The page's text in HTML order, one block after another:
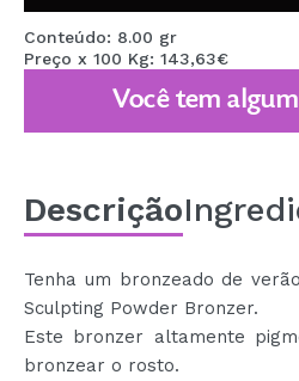
OUTLET
ELES VOLTARAM!
EM BREVE
Conteúdo: 8.00 gr
Preço x 100 Kg: 143,63€
Você tem
Descrição
Tenha um bronzeado de
Sculpting Powder Bronzer.
Este bronzer altamente
bronzear o rosto.